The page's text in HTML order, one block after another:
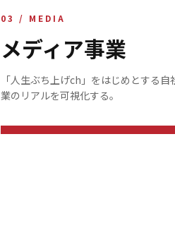
03 / MEDIA
メディア事業
「人生ぶち上げch」をはじめとする
業のリアルを可視化する。